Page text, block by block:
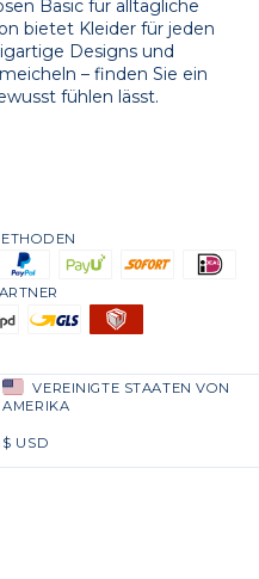
Basic für alltägliche
bietet Kleider für jeden
Designs und
– finden Sie ein
fühlen lässt.
VEREINIGTE STAATEN VON
AMERIKA
$ USD